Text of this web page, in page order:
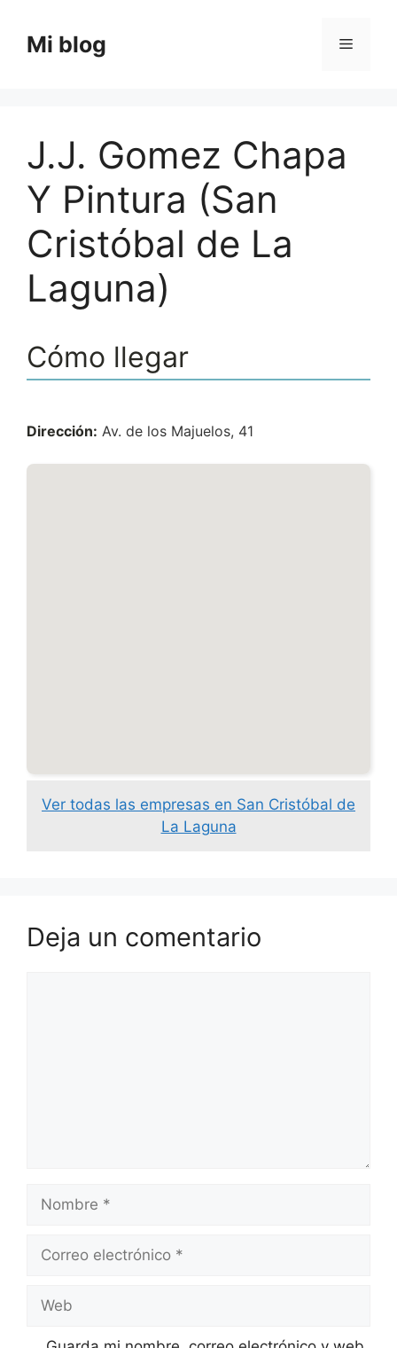
contenido
Mi blog Menú
J.J. Gomez Chapa
Y Pintura (San
Cristóbal de La
Laguna)
Cómo llegar
Dirección: Av. de los Majuelos, 41
Ver todas las empresas en San Cristóbal de
La Laguna
Deja un comentario
Nombre
Correo
Web